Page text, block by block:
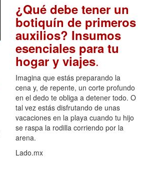
¿Qué debe tener un
botiquín de primeros
auxilios? Insumos
esenciales para tu
hogar y viajes.
Imagina que estás preparando la
cena y, de repente, un corte profundo
en el dedo te obliga a detener todo. O
tal vez estás disfrutando de unas
vacaciones en la playa cuando tu hijo
se raspa la rodilla corriendo por la
arena.
Lado.mx